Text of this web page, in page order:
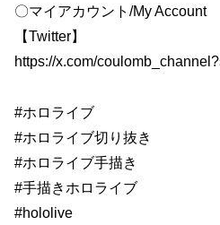
〇マイアカウント/My Account
【Twitter】
https://x.com/
#ホロライブ
#ホロライブ切り抜き
#ホロライブ手描き
#手描きホロライブ
#hololive